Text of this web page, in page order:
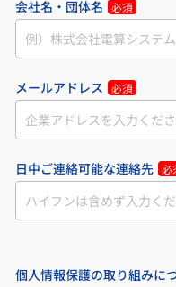
会社名・団体名 必須
メールアドレス 必須
日中ご連絡可能な連絡先 必
個人情報保護の取り組みに